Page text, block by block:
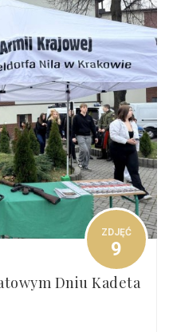
ZDJĘĆ
9
Dniu Kadeta